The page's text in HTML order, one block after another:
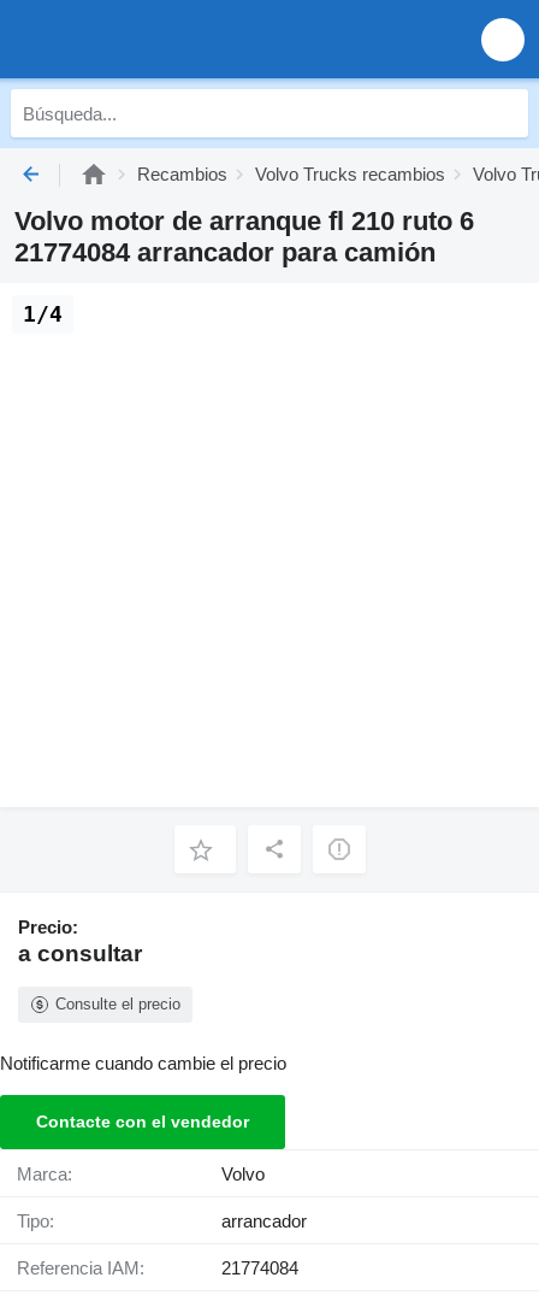
Recambios Volvo Trucks recambios Volvo
Volvo motor de arranque fl 210 ruto 6
21774084 arrancador para camión
1/4
Precio:
a consultar
Consulte el precio
Notificarme cuando cambie el precio
Contacte con el vendedor
Marca: Volvo
Tipo: arrancador
Referencia IAM: 21774084